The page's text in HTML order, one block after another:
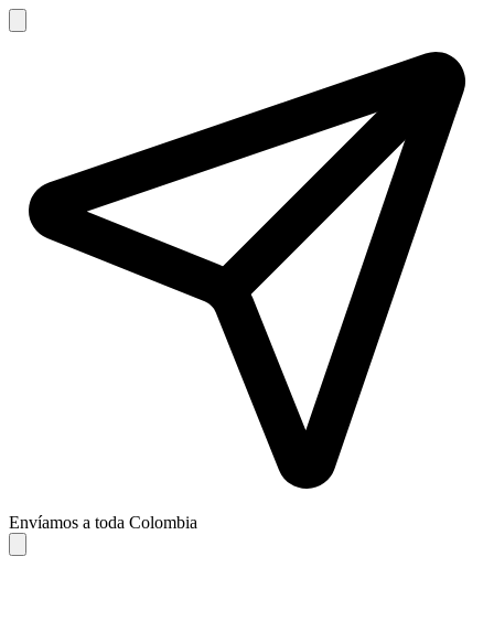
Envíamos a toda Colombia